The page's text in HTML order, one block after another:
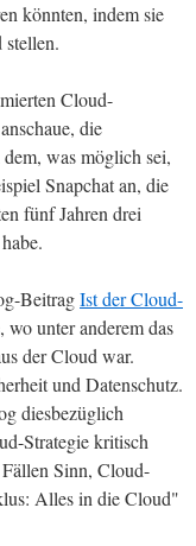
könnten, indem sie
Cloud-
die
was möglich sei,
Snapchat an, die
fünf Jahren drei
BeitragIst der Cloud-
wo unter anderem das
der Cloud war.
und Datenschutz.
diesbezüglich
Strategie kritisch
Sinn, Cloud-
Alles in die Cloud"